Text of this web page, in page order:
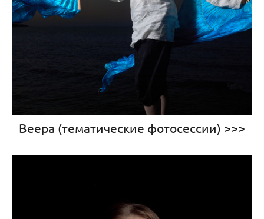
Веера (тематические фотосессии) >>>